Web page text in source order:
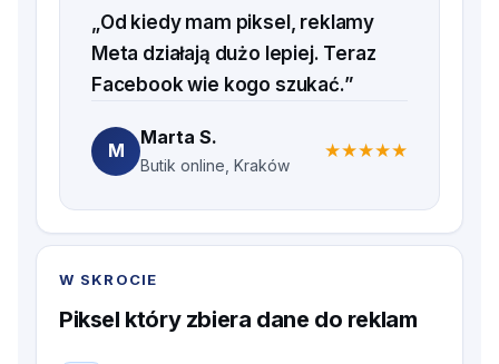
„Od kiedy mam piksel, reklamy
Meta działają dużo lepiej. Teraz
Facebook wie kogo szukać.”
M
Marta S.
Butik online, Kraków
★★★★★
W SKROCIE
Piksel który zbiera dane do reklam